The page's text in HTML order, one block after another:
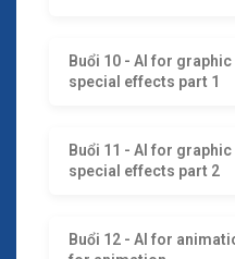
Buổi 10 - AI for
special effects part 1
Buổi 11 - AI for
special effects part 2
Buổi 12 - AI for